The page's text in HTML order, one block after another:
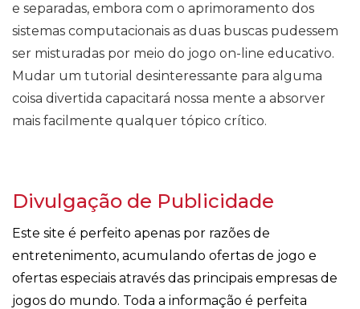
e separadas, embora com o aprimoramento dos
sistemas computacionais as duas buscas pudessem
ser misturadas por meio do jogo on-line educativo.
Mudar um tutorial desinteressante para alguma
coisa divertida capacitará nossa mente a absorver
mais facilmente qualquer tópico crítico.
Divulgação de Publicidade
Este site é perfeito apenas por razões de
entretenimento, acumulando ofertas de jogo e
ofertas especiais através das principais empresas de
jogos do mundo. Toda a informação é perfeita